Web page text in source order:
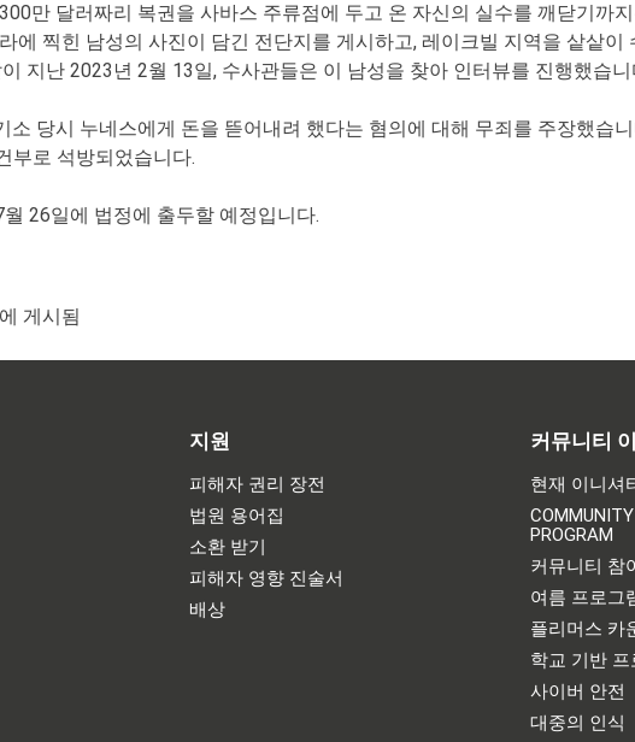
만 달러짜리 복권을 사바스 주류점에 두고 온 자신의 실수를 깨닫기까
에 찍힌 남성의 사진이 담긴 전단지를 게시하고, 레이크빌 지역을 샅샅
지난 2023년 2월 13일, 수사관들은 이 남성을 찾아 인터뷰를 진행했습니
소 당시 누네스에게 돈을 뜯어내려 했다는 혐의에 대해 무죄를 주장했습
부로 석방되었습니다.
26일에 법정에 출두할 예정입니다.
게시됨
지원
피해자 권리 장전
법원 용어집
소환 받기
피해자 영향 진술서
배상
커뮤니티
현재 이니셔
PROGRAM
커뮤니티 참
여름 프로그
플리머스 카
학교 기반 프
사이버 안전
대중의 인식